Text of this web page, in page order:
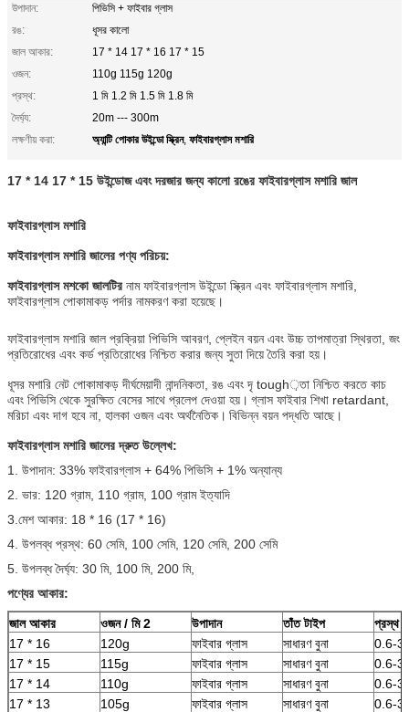
উপাদান:
পিভিসি + ফাইবার গ্লাস
রঙ:
ধূসর কালো
জাল আকার:
17 * 14 17 * 16 17 * 15
ওজন:
110g 115g 120g
প্রস্থ:
1 মি 1.2 মি 1.5 মি 1.8 মি
দৈর্ঘ্য:
20m --- 300m
লক্ষণীয় করা:
অ্যান্টি পোকার উইন্ডো স্ক্রিন, ফাইবারগ্লাস মশারি
17 * 14 17 * 15 উইন্ডোজ এবং দরজার জন্য কালো রঙের ফাইবারগ্লাস মশারি জাল
ফাইবারগ্লাস মশারি
ফাইবারগ্লাস মশারি জালের পণ্য পরিচয়:
ফাইবারগ্লাস মশকো জালটির নাম ফাইবারগ্লাস উইন্ডো স্ক্রিন এবং ফাইবারগ্লাস মশারি,
ফাইবারগ্লাস পোকামাকড় পর্দার নামকরণ করা হয়েছে।
ফাইবারগ্লাস মশারি জাল প্রক্রিয়া পিভিসি আবরণ, প্লেইন বয়ন এবং উচ্চ তাপমাত্রা স্থিরতা, জং
প্রতিরোধের এবং কর্ড প্রতিরোধের নিশ্চিত করার জন্য সুতা দিয়ে তৈরি করা হয়।
ধূসর মশারি নেট পোকামাকড় দীর্ঘমেয়াদী নান্দনিকতা, রঙ এবং দৃ tough়তা নিশ্চিত করতে কাচ
এবং পিভিসি থেকে সুরক্ষিত বেসের সাথে প্রলেপ দেওয়া হয়। গ্লাস ফাইবার শিখা retardant,
মরিচা এবং দাগ হবে না, হালকা ওজন এবং অর্থনৈতিক। বিভিন্ন বয়ন পদ্ধতি আছে।
ফাইবারগ্লাস মশারি জালের দ্রুত উল্লেখ:
1. উপাদান: 33% ফাইবারগ্লাস + 64% পিভিসি + 1% অন্যান্য
2. ভার: 120 গ্রাম, 110 গ্রাম, 100 গ্রাম ইত্যাদি
3.মেশ আকার: 18 * 16 (17 * 16)
4. উপলব্ধ প্রস্থ: 60 সেমি, 100 সেমি, 120 সেমি, 200 সেমি
5. উপলব্ধ দৈর্ঘ্য: 30 মি, 100 মি, 200 মি,
পণ্যের আকার:
জাল আকার ওজন / মি 2 উপাদান তাঁত টাইপ
প্রস্থ
17 * 16
120g ফাইবার গ্লাস সাধারণ বুনা
0.6-
17 * 15
115g ফাইবার গ্লাস সাধারণ বুনা
0.6-
17 * 14
110g ফাইবার গ্লাস সাধারণ বুনা
0.6-
17 * 13
105g ফাইবার গ্লাস সাধারণ বুনা
0.6-